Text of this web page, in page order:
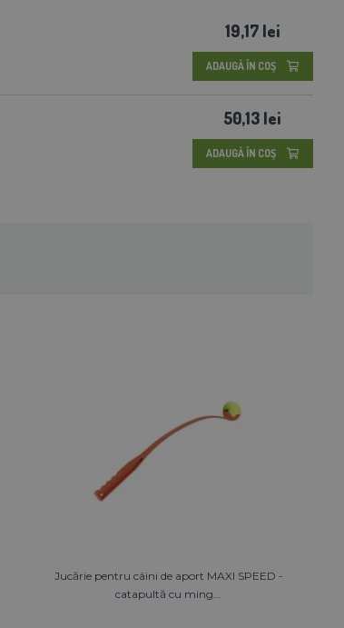
19,17 lei
ADAUGĂ ÎN COŞ
50,13 lei
ADAUGĂ ÎN COŞ
Jucărie pentru câini de aport MAXI SPEED -
catapultă cu ming...